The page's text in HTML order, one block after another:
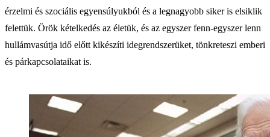
érzelmi és szociális egyensúlyukból és a legnagyobb siker is elsiklik
felettük. Örök kételkedés az életük, és az egyszer fenn-egyszer lenn
hullámvasútja idő előtt kikészíti idegrendszerüket, tönkreteszi emberi
és párkapcsolataikat is.